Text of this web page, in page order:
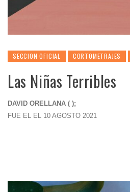
SECCION OFICIAL CORTOMETRAJES
Las Niñas Terribles
DAVID ORELLANA ( );
FUE EL EL 10 AGOSTO 2021